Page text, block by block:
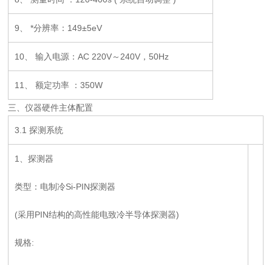
9、 *分辨率：149±5eV
10、 输入电源：AC 220V～240V，50Hz
11、 额定功率 ：350W
三、仪器硬件主体配置
3.1 探测系统
1、探测器
类型：电制冷Si-PIN探测器
(采用PIN结构的高性能电致冷半导体探测器)
规格: